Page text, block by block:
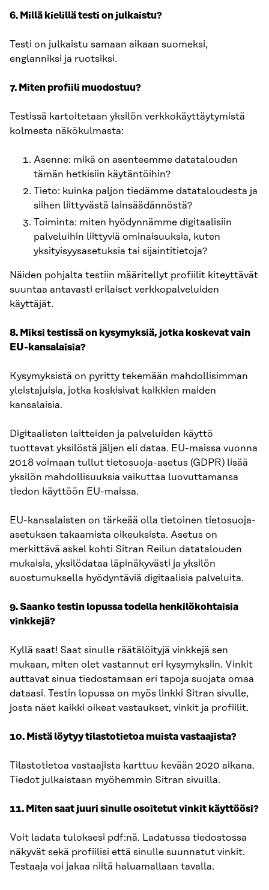
6. Millä kielillä testi on julkaistu?
Testi on julkaistu samaan aikaan suomeksi,
englanniksi ja ruotsiksi.
7. Miten profiili muodostuu?
Testissä kartoitetaan yksilön verkkokäyttäytymistä
kolmesta näkökulmasta:
Asenne: mikä on asenteemme datatalouden
tämän hetkisiin käytäntöihin?
Tieto: kuinka paljon tiedämme datataloudesta ja
siihen liittyvästä lainsäädännöstä?
Toiminta: miten hyödynnämme digitaalisiin
palveluihin liittyviä ominaisuuksia, kuten
yksityisyysasetuksia tai sijaintitietoja?
Näiden pohjalta testiin määritellyt profiilit kiteyttävät
suuntaa antavasti erilaiset verkkopalveluiden
käyttäjät.
8. Miksi testissä on kysymyksiä, jotka koskevat vain
EU-kansalaisia?
Kysymyksistä on pyritty tekemään mahdollisimman
yleistajuisia, jotka koskisivat kaikkien maiden
kansalaisia.
Digitaalisten laitteiden ja palveluiden käyttö
tuottavat yksilöstä jäljen eli dataa. EU-maissa vuonna
2018 voimaan tullut tietosuoja-asetus (GDPR) lisää
yksilön mahdollisuuksia vaikuttaa luovuttamansa
tiedon käyttöön EU-maissa.
EU-kansalaisten on tärkeää olla tietoinen tietosuoja-
asetuksen takaamista oikeuksista. Asetus on
merkittävä askel kohti Sitran Reilun datatalouden
mukaisia, yksilödataa läpinäkyvästi ja yksilön
suostumuksella hyödyntäviä digitaalisia palveluita.
9. Saanko testin lopussa todella henkilökohtaisia
vinkkejä?
Kyllä saat! Saat sinulle räätälöityjä vinkkejä sen
mukaan, miten olet vastannut eri kysymyksiin. Vinkit
auttavat sinua tiedostamaan eri tapoja suojata omaa
dataasi. Testin lopussa on myös linkki Sitran sivulle,
josta näet kaikki oikeat vastaukset, vinkit ja profiilit.
10. Mistä löytyy tilastotietoa muista vastaajista?
Tilastotietoa vastaajista karttuu kevään 2020 aikana.
Tiedot julkaistaan myöhemmin Sitran sivuilla.
11. Miten saat juuri sinulle osoitetut vinkit käyttöösi?
Voit ladata tuloksesi pdf:nä. Ladatussa tiedostossa
näkyvät sekä profiilisi että sinulle suunnatut vinkit.
Testaaja voi jakaa niitä haluamallaan tavalla.